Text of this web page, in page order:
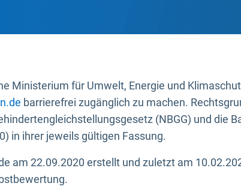
Ministerium für Umwelt, Energie und
barrierefrei zugänglich zu machen.
(NBGG) und die
in ihrer jeweils gültigen Fassung.
am 22.09.2020 erstellt und zuletzt am